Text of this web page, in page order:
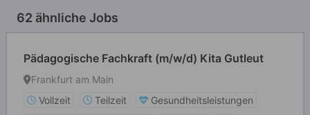
62 ähnliche Jobs
Pädagogische Fachkraft (m/w/d) Kita Gutleut
Frankfurt am Main
Vollzeit
Teilzeit
Gesundheitsleistungen